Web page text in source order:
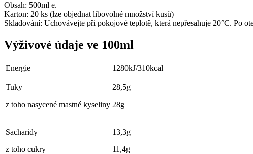
Obsah: 500ml e.
Karton: 20 ks (lze objednat libovolné množství kusů)
Skladování: Uchovávejte při pokojové teplotě, která nepřesahuje 20°C. Po
Výživové údaje ve 100ml
Energie 1280kJ/310kcal
Tuky
z toho nasycené mastné kyseliny
28,5g
28g
Sacharidy
z toho cukry
13,3g
11,4g